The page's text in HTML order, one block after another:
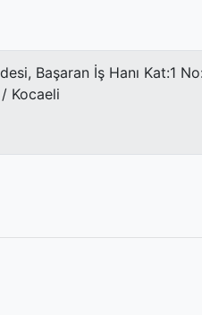
Başaran İş Hanı Kat:1
Kocaeli